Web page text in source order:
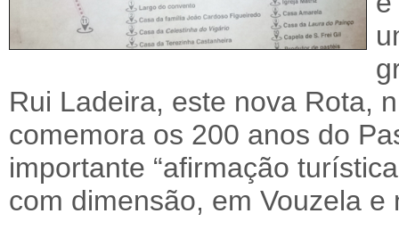
Rui Ladeira, este nova Rota,
comemora os 200 anos do
importante “afirmação
com dimensão, em Vouzela e